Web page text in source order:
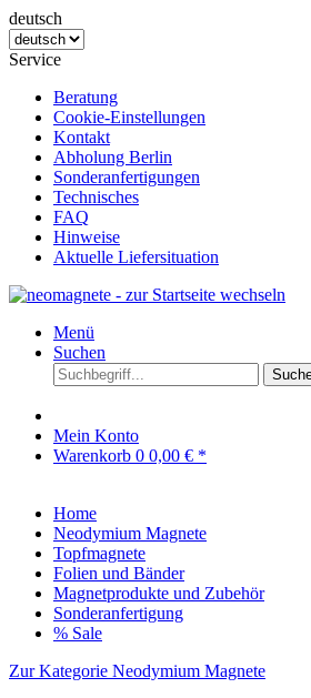
deutsch
Service
Beratung
Cookie-Einstellungen
Kontakt
Abholung Berlin
Sonderanfertigungen
Technisches
FAQ
Hinweise
Aktuelle Liefersituation
Menü
Suchen
Mein Konto
Warenkorb 0 0,00 € *
Home
Neodymium Magnete
Topfmagnete
Folien und Bänder
Magnetprodukte und Zubehör
Sonderanfertigung
% Sale
Zur Kategorie Neodymium Magnete